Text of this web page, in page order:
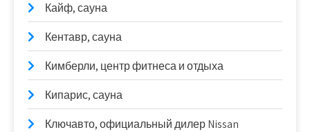
Кайф, сауна
Кентавр, сауна
Кимберли, центр фитнеса и отдыха
Кипарис, сауна
Ключавто, официальный дилер Nissan